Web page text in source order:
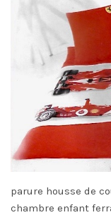
parure housse de
chambre enfant